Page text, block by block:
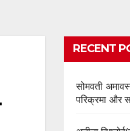
RECENT
सोमवती
परिक्रमा और